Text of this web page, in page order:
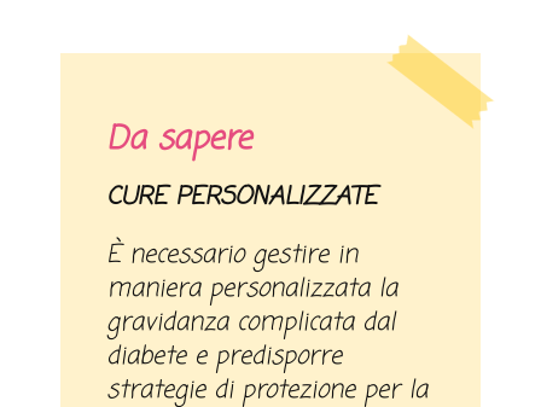
Da sapere
CURE PERSONALIZZATE
È necessario gestire in
maniera personalizzata la
gravidanza complicata dal
diabete e predisporre
strategie di protezione per la